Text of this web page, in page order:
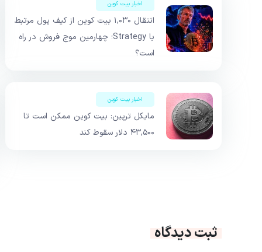
اخبار بیت کوین
انتقال ۱,۰۳۰ بیت کوین از کیف پول مرتبط
با Strategy؛ چهارمین موج فروش در راه
است؟
اخبار بیت کوین
مایکل ترپین: بیت کوین ممکن است تا
۴۳,۵۰۰ دلار سقوط کند
ثبت دیدگاه